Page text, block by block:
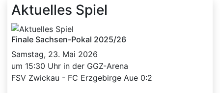
Aktuelles Spiel
Finale Sachsen-Pokal 2025/26
Samstag, 23. Mai 2026
um 15:30 Uhr in der GGZ-Arena
FSV Zwickau - FC Erzgebirge Aue 0:2